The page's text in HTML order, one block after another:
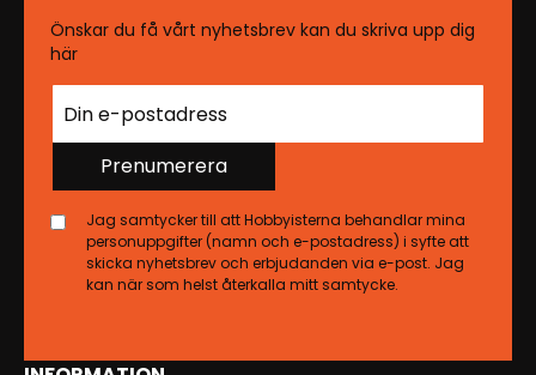
Önskar du få vårt nyhetsbrev kan du skriva upp dig
här
Prenumerera
Jag samtycker till att Hobbyisterna behandlar mina
personuppgifter (namn och e-postadress) i syfte att
skicka nyhetsbrev och erbjudanden via e-post. Jag
kan när som helst återkalla mitt samtycke.